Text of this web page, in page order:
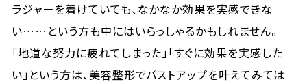
ラジャーを着けていても、なかなか効果を実感できな
い……という方も中にはいらっしゃるかもしれません。
「地道な努力に疲れてしまった」「すぐに効果を実感した
い」という方は、美容整形でバストアップを叶えてみては